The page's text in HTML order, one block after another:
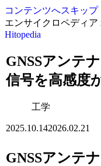
コンテンツへスキップ
エンサイクロペディア
Hitopedia
GNSSアンテ
信号を高感度
工学
2025.10.142026.02.21
GNSSアンテナ